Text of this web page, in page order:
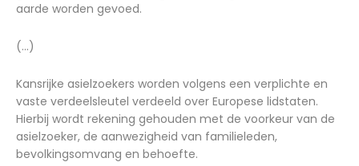
aarde worden gevoed.
(...)
Kansrijke asielzoekers worden volgens een verplichte en
vaste verdeelsleutel verdeeld over Europese lidstaten.
Hierbij wordt rekening gehouden met de voorkeur van de
asielzoeker, de aanwezigheid van familieleden,
bevolkingsomvang en behoefte.